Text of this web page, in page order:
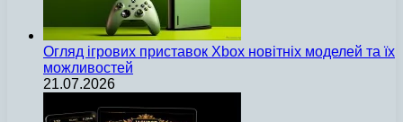
Огляд ігрових приставок Xbox новітніх моделей та їх
можливостей
21.07.2026